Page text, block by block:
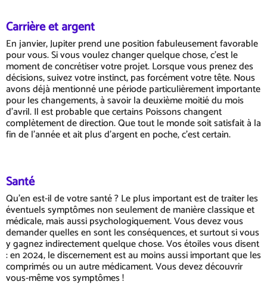
Carrière et argent
En janvier, Jupiter prend une position fabuleusement favorable
pour vous. Si vous voulez changer quelque chose, c'est le
moment de concrétiser votre projet. Lorsque vous prenez des
décisions, suivez votre instinct, pas forcément votre tête. Nous
avons déjà mentionné une période particulièrement importante
pour les changements, à savoir la deuxième moitié du mois
d'avril. Il est probable que certains Poissons changent
complètement de direction. Que tout le monde soit satisfait à la
fin de l'année et ait plus d'argent en poche, c'est certain.
Santé
Qu'en est-il de votre santé ? Le plus important est de traiter les
éventuels symptômes non seulement de manière classique et
médicale, mais aussi psychologiquement. Vous devez vous
demander quelles en sont les conséquences, et surtout si vous
y gagnez indirectement quelque chose. Vos étoiles vous disent
: en 2024, le discernement est au moins aussi important que les
comprimés ou un autre médicament. Vous devez découvrir
vous-même vos symptômes !